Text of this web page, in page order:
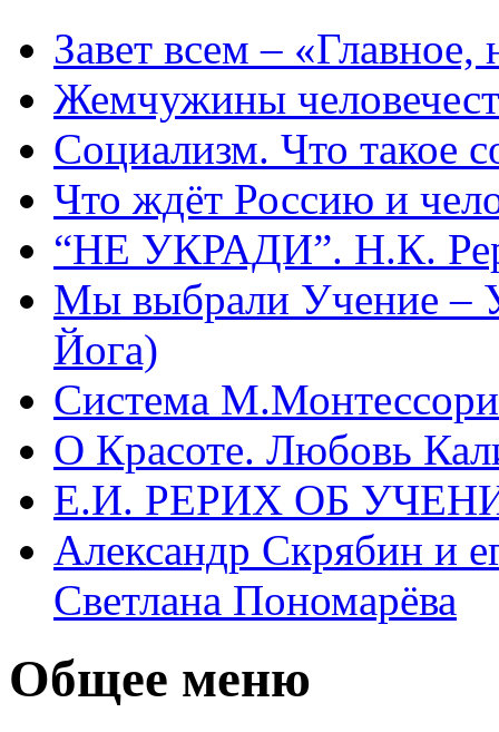
Завет всем –
Жемчужины
Социализм. Что такое
Что ждёт Россию и
“НЕ УКРАДИ”. Н.К.
Мы выбрали Учение –
Йога)
Система М.Монтессори
О Красоте. Любовь
Е.И. РЕРИХ ОБ
Александр Скрябин и
Светлана Пономарёва
Общее меню